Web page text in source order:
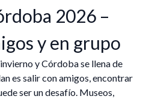
2026 –
y en grupo
y Córdoba se llena de
es salir con amigos, encontrar
ser un desafío. Museos,